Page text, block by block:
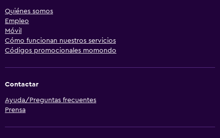
Quiénes somos
Empleo
Móvil
Cómo funcionan nuestros servicios
Códigos promocionales momondo
Contactar
Ayuda/Preguntas frecuentes
Prensa